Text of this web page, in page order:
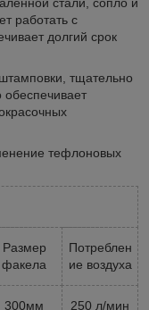
работать с
долгий срок
тщательно
обеспечивает
тефлоновых
Размер
факела
Потреблен
ие воздуха
300мм
250 л/мин